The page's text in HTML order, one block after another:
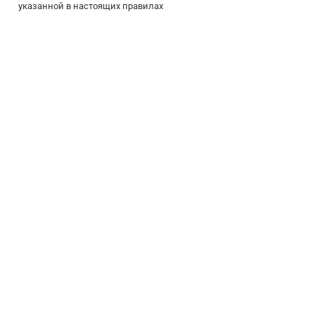
указанной в настоящих правилах